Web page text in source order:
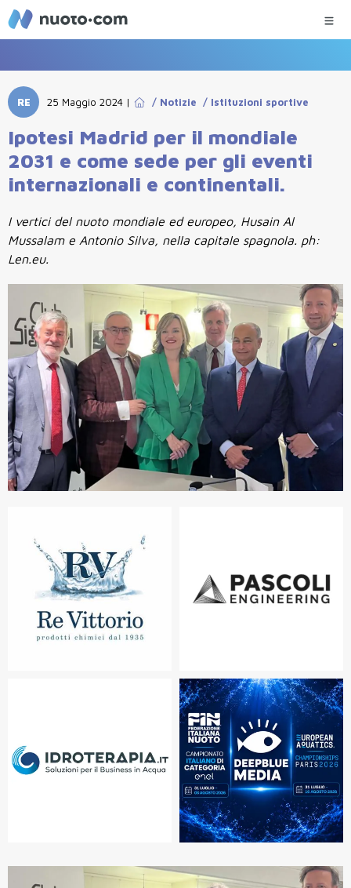
RE 25 Maggio 2024 | / Notizie / Istituzioni sportive
Ipotesi Madrid per il mondiale
2031 e come sede per gli eventi
internazionali e continentali.
I vertici del nuoto mondiale ed europeo, Husain Al
Mussalam e Antonio Silva, nella capitale spagnola. ph:
Len.eu.